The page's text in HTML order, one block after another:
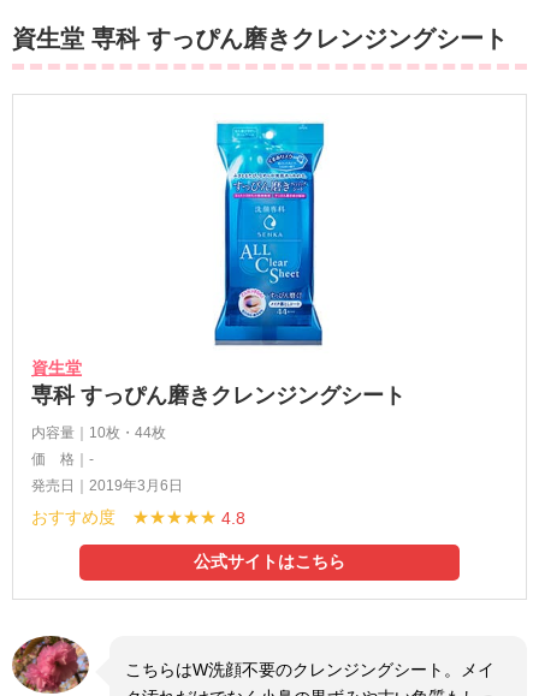
資生堂 専科 すっぴん磨きクレンジングシート
資生堂
専科 すっぴん磨きクレンジングシート
内容量｜10枚・44枚
価 格｜-
発売日｜2019年3月6日
おすすめ度 ★★★★★ 4.8
公式サイトはこちら
こちらはW洗顔不要のクレンジングシート。メイ